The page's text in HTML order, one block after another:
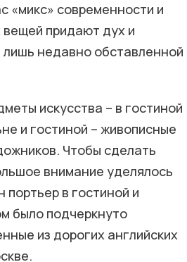
«микс» современности и
придают дух и
недавно обставленной
искусства – в гостиной
и гостиной – живописные
Чтобы сделать
внимание уделялось
портьер в гостиной и
было подчеркнуто
из дорогих английских